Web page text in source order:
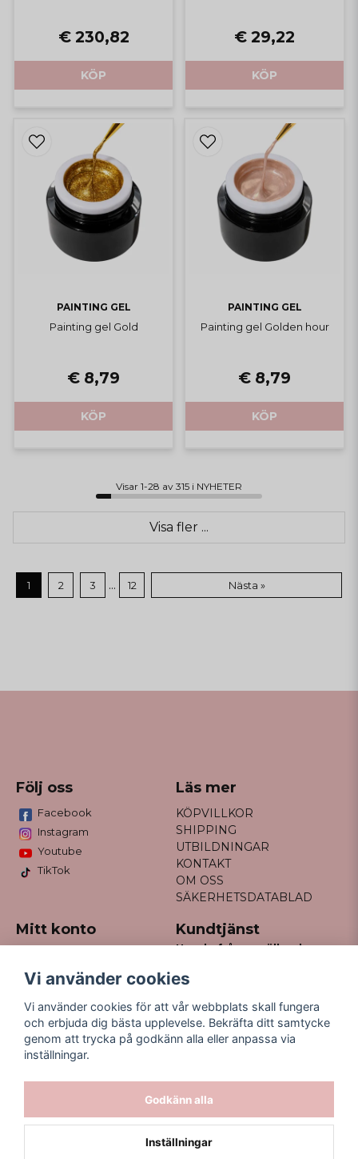
€ 230,82
KÖP
€ 29,22
KÖP
PAINTING GEL
Painting gel Gold
€ 8,79
KÖP
PAINTING GEL
Painting gel Golden hour
€ 8,79
KÖP
Visar 1-28 av 315 i NYHETER
Visa fler ...
1 2 3 ... 12 Nästa »
Följ oss
Facebook
Instagram
Youtube
TikTok
Läs mer
KÖPVILLKOR
SHIPPING
UTBILDNINGAR
KONTAKT
OM OSS
SÄKERHETSDATABLAD
Mitt konto
Registrera dig
Glömt lösenord?
Kundtjänst
Har du frågor gällande
kontakt@missfancy.se
Vi använder cookies
Vi använder cookies för att vår webbplats skall fungera
och erbjuda dig bästa upplevelse. Bekräfta ditt samtycke
genom att trycka på godkänn alla eller anpassa via
inställningar.
Godkänn alla
Inställningar